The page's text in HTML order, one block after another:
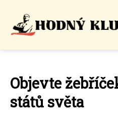
Objevte
států světa